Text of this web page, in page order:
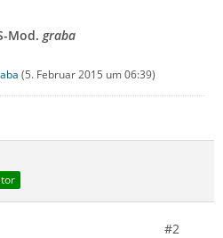
Mod. graba
(5. Februar 2015 um 06:39)
#2